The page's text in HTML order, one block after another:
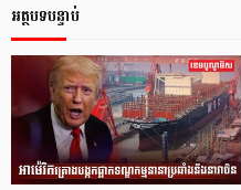
អត្ថបទបន្ទាប់